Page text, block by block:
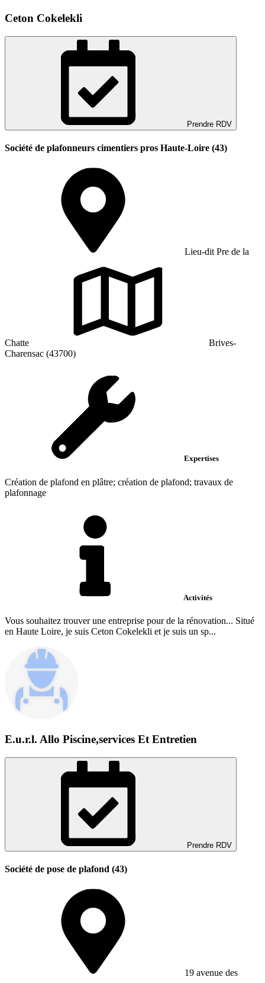
Ceton Cokelekli
Prendre RDV
Société de plafonneurs cimentiers pros Haute-Loire (43)
Lieu-dit Pre de la
Chatte
Brives-
Charensac (43700)
Expertises
Création de plafond en plâtre; création de plafond; travaux de
plafonnage
Activités
Vous souhaitez trouver une entreprise pour de la rénovation... Situé
en Haute Loire, je suis Ceton Cokelekli et je suis un sp...
E.u.r.l. Allo Piscine,services Et Entretien
Prendre RDV
Société de pose de plafond (43)
19 avenue des